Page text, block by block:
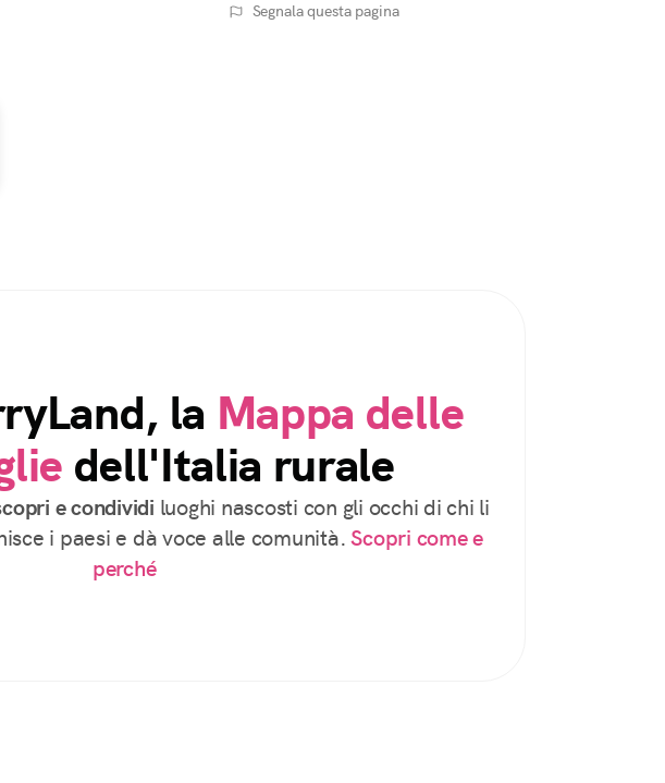
Segnala questa pagina
la Mappa delle
dell'Italia rurale
e condividi luoghi nascosti con gli occhi di chi li
i paesi e dà voce alle comunità. Scopri come e
perché